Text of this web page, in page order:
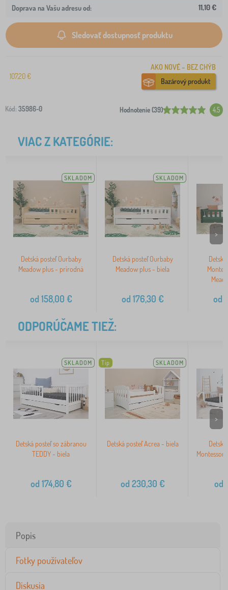
Doprava na Vašu adresu od: 11,10 €
Sledovať dostupnosť produktu
107,20 €
AKO NOVÉ – BEZ CHÝB
Bazárový produkt
Kód: 35986-0 Hodnotenie (39) 4.5
VIAC Z KATEGÓRIE:
SKLADOM
Detská posteľ Ourbaby
Meadow plus - prírodná
od 158,00 €
SKLADOM
Detská posteľ Ourbaby
Meadow plus - biela
od 176,30 € od
>
ODPORÚČAME TIEŽ:
SKLADOM
Detská posteľ so zábranou
TEDDY - biela
od 174,80 €
Tip SKLADOM
Detská posteľ Acrea - biela
od 230,30 € od
>
Popis
Fotky používateľov
Diskusia